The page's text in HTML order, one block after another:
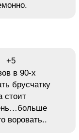
+5
в 90-х
брусчатку
стоит
воровать..